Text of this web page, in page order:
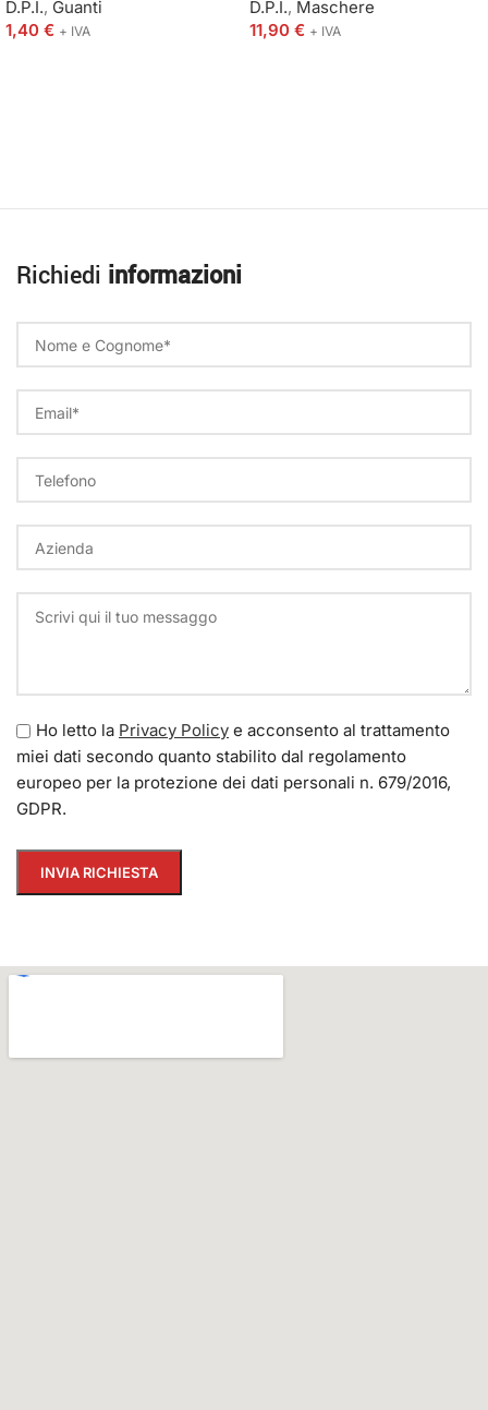
D.P.I., Guanti
1,40 € + IVA
D.P.I., Maschere
11,90 € + IVA
Richiedi informazioni
Ho letto la Privacy Policy e acconsento al trattamento
miei dati secondo quanto stabilito dal regolamento
europeo per la protezione dei dati personali n. 679/2016,
GDPR.